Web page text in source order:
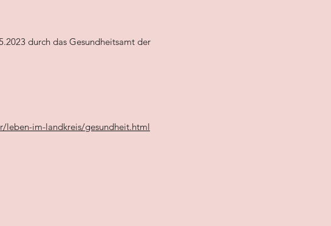
durch das Gesundheitsamt der
leben-im-landkreis/gesundheit.html